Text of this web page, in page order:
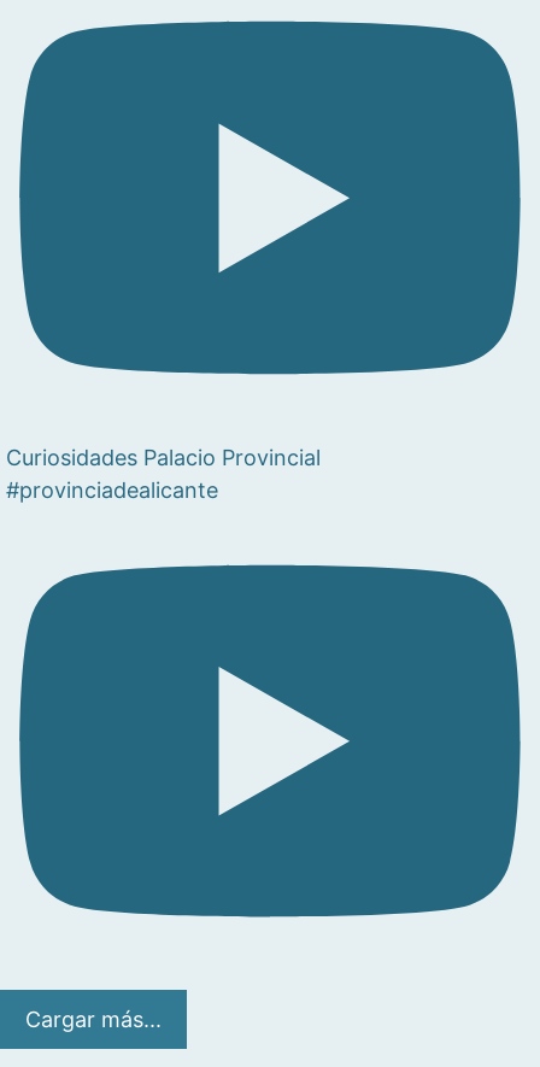
Curiosidades Palacio Provincial
#provinciadealicante
Cargar más...